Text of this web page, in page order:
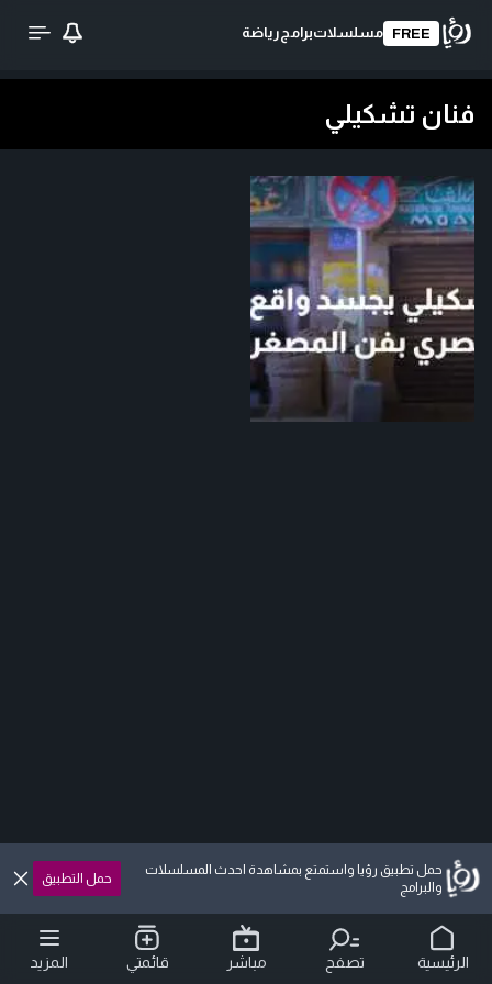
FREE مسلسلاتبرامج رياضة
فنان تشكيلي
حمل تطبيق رؤيا واستمتع بمشاهدة احدث المسلسلات
والبرامج
حمل التطبيق
الرئيسية تصفح مباشر قائمتي المزيد